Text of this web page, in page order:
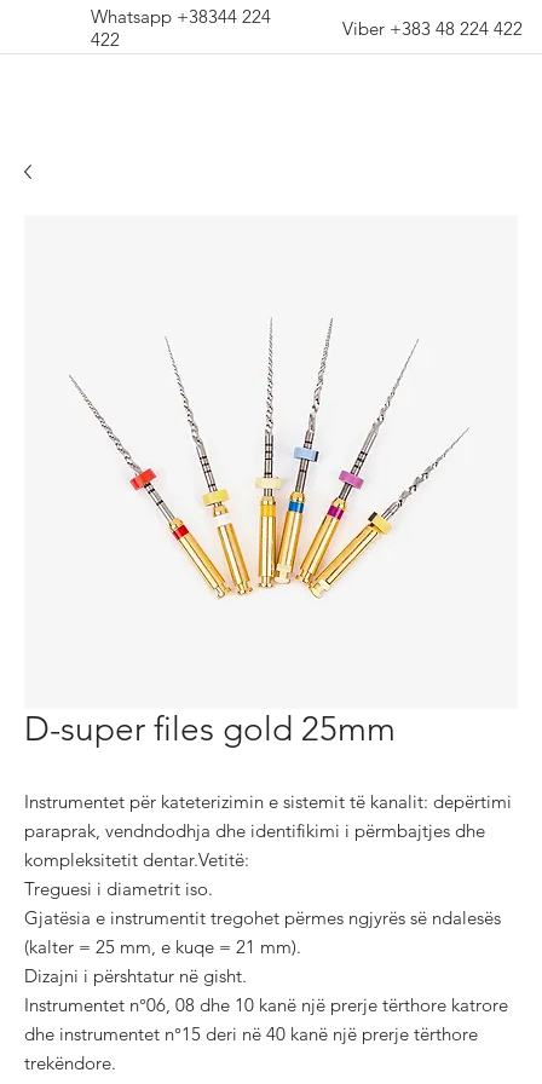
D-super files gold 25mm
Instrumentet për kateterizimin e sistemit të kanalit: depërtimi
paraprak, vendndodhja dhe identifikimi i përmbajtjes dhe
kompleksitetit dentar.Vetitë:
Treguesi i diametrit iso.
Gjatësia e instrumentit tregohet përmes ngjyrës së ndalesës
(kalter = 25 mm, e kuqe = 21 mm).
Dizajni i përshtatur në gisht.
Instrumentet n°06, 08 dhe 10 kanë një prerje tërthore katrore
dhe instrumentet n°15 deri në 40 kanë një prerje tërthore
trekëndore.
Whatsapp +38344 224
422
Viber +383 48 224 422